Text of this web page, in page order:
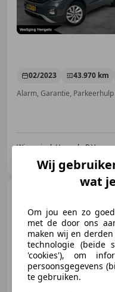
02/2023 43.970 km
Wiegerinck Hengelo B.V.
NL-7554 TA HENGELO
Wij
wat
Om jou een zo
met de door ons
maken wij en
technologie (beide
'cookies'), om
persoonsgegevens
te gebruiken.